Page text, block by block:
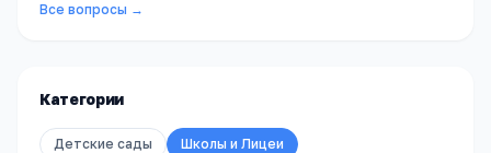
Все вопросы →
Категории
Детские сады
Школы и Лицеи